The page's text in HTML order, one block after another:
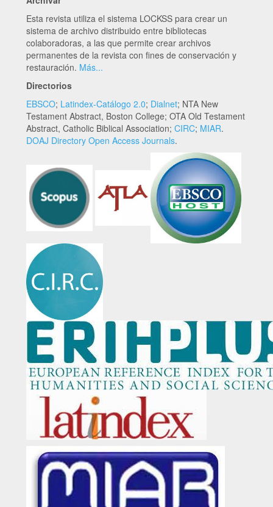
Esta revista utiliza el sistema LOCKSS para crear un
sistema de archivo distribuido entre bibliotecas
colaboradoras, a las que permite crear archivos
permanentes de la revista con fines de conservación y
restauración. Más...
Directorios
EBSCO; Latindex-Catálogo 2.0; Dialnet; NTA New
Testament Abstract, Boston College; OTA Old Testament
Abstract, Catholic Biblical Association; CIRC; MIAR.
DOAJ Directory Open Access Journals.